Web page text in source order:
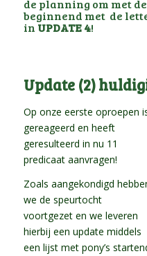
de planning om met
beginnend met de
in UPDATE 4!
Update (2)
Op onze eerste oproepen
gereageerd en heeft
geresulteerd in nu 11
predicaat aanvragen!
Zoals aangekondigd
we de speurtocht
voortgezet en we leveren
hierbij een update middels
een lijst met pony’s